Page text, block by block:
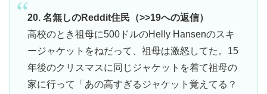
20. 名無しのReddit住民（>>19への返信）
高校のとき祖母に500ドルのHelly Hansenのスキ
ージャケットをねだって、祖母は激怒してた。15
年後のクリスマスに同じジャケットを着て祖母の
家に行って「あの高すぎるジャケット覚えてる？